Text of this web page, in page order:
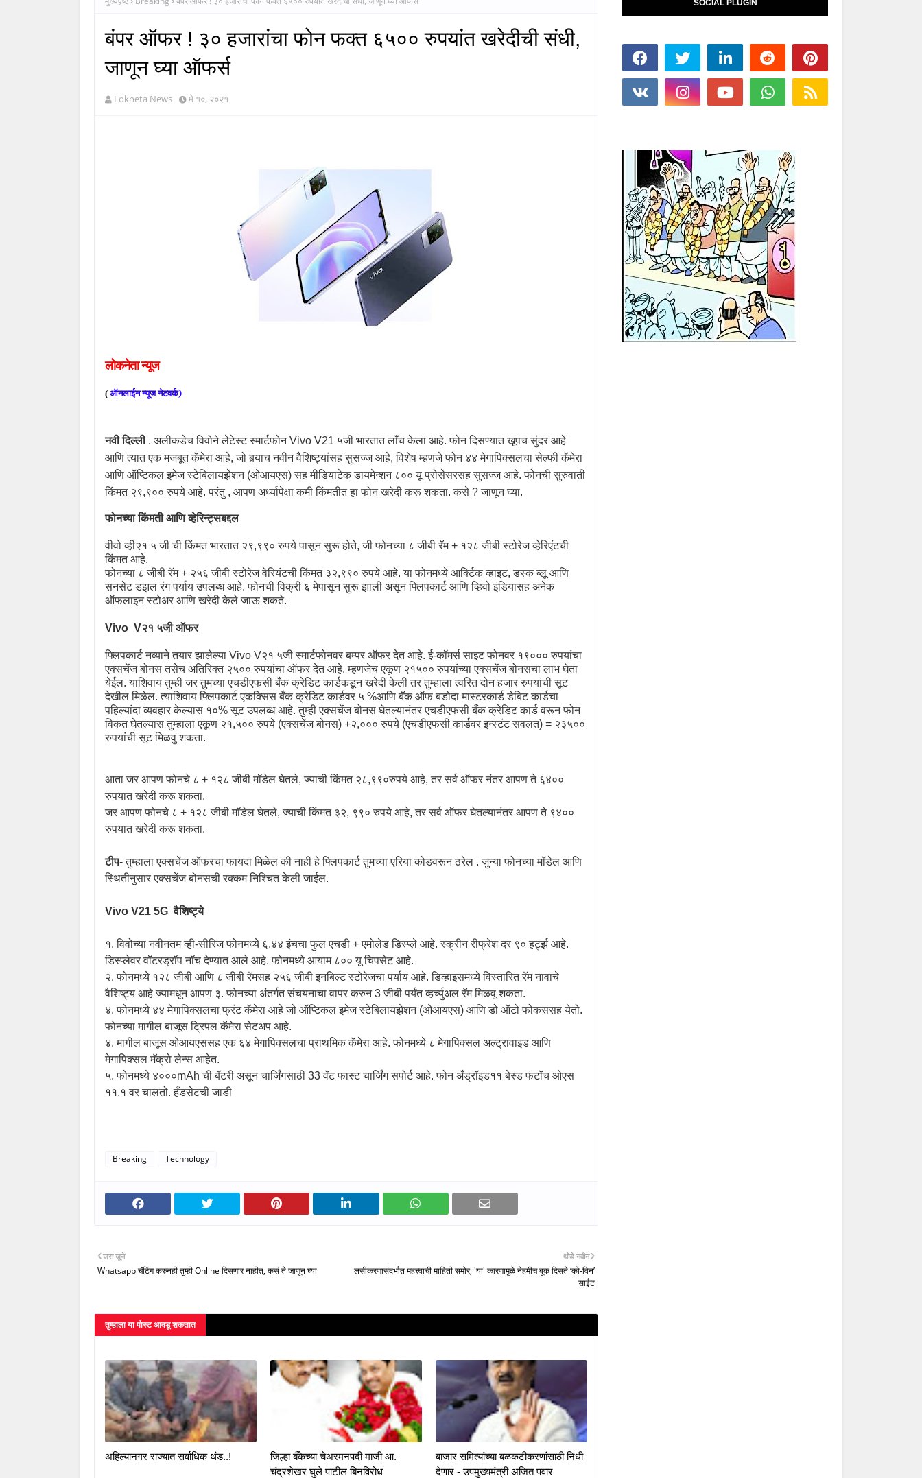
बंपर ऑफर ! ३० हजारांचा फोन फक्त ६५०० रुपयांत खरेदीची संधी,
जाणून घ्या ऑफर्स
Lokneta News मे १०, २०२१
लोकनेतान्यूज
( ऑनलाईनन्यूजनेटवर्क)
नवी दिल्ली . अलीकडेच विवोने लेटेस्ट स्मार्टफोनVivo V21 ५जी भारतात लाँच केला आहे. फोन दिसण्यात खूपच सुंदर आहे
आणि त्यात एक मजबूत कॅमेरा आहे,जो बर्‍याच नवीन वैशिष्ट्यांसह सुसज्ज आहे,विशेष म्हणजे फोन ४४ मेगापिक्सलचा सेल्फी कॅमेरा
आणि ऑप्टिकल इमेज स्टेबिलायझेशन (ओआयएस) सह मीडियाटेक डायमेन्शन ८०० यू प्रोसेसरसह सुसज्ज आहे. फोनची सुरुवाती
किंमत २९,९०० रुपये आहे. परंतु , आपण अर्ध्यापेक्षा कमी किंमतीत हा फोन खरेदी करू शकता. कसे ?जाणून घ्या.
फोनच्या किंमती आणि व्हेरिन्ट्सबद्दल
वीवो व्ही२१ ५ जी ची किंमत भारतात २९,९९० रुपये पासून सुरू होते,जी फोनच्या ८ जीबी रॅम + १२८ जीबी स्टोरेज व्हेरिएंटची
किंमत आहे.
फोनच्या ८ जीबी रॅम + २५६ जीबी स्टोरेज वेरियंटची किंमत ३२,९९० रुपये आहे. या फोनमध्ये आर्क्टिक व्हाइट,डस्क ब्लू आणि
सनसेट डझल रंग पर्याय उपलब्ध आहे. फोनची विक्री ६ मेपासून सुरू झाली असून फ्लिपकार्ट आणि व्हिवो इंडियासह अनेक
ऑफलाइन स्टोअर आणि खरेदी केले जाऊ शकते.
Vivo V२१ ५जी ऑफर
फ्लिपकार्ट नव्याने तयार झालेल्या Vivo V२१ ५जी स्मार्टफोनवर बम्पर ऑफर देत आहे. ई-कॉमर्स साइट फोनवर १९००० रुपयांचा
एक्सचेंज बोनस तसेच अतिरिक्त २५०० रुपयांचा ऑफर देत आहे. म्हणजेच एकूण २१५०० रुपयांच्या एक्सचेंज बोनसचा लाभ घेता
येईल. याशिवाय तुम्ही जर तुमच्या एचडीएफसी बँक क्रेडिट कार्डकडून खरेदी केली तर तुम्हाला त्वरित दोन हजार रुपयांची सूट
देखील मिळेल. त्याशिवाय फ्लिपकार्ट एकक्सिस बँक क्रेडिट कार्डवर ५ %आणि बँक ऑफ बडोदा मास्टरकार्ड डेबिट कार्डचा
पहिल्यांदा व्यवहार केल्यास १०% सूट उपलब्ध आहे. तुम्ही एक्सचेंज बोनस घेतल्यानंतर एचडीएफसी बँक क्रेडिट कार्ड वरून फोन
विकत घेतल्यास तुम्हाला एकूण २१,५०० रुपये (एक्सचेंज बोनस) +२,००० रुपये (एचडीएफसी कार्डवर इन्स्टंट सवलत) = २३५००
रुपयांची सूट मिळवु शकता.
आता जर आपण फोनचे ८ + १२८ जीबी मॉडेल घेतले,ज्याची किंमत २८,९९०रुपये आहे,तर सर्व ऑफर नंतर आपण ते ६४००
रुपयात खरेदी करू शकता.
जर आपण फोनचे ८ + १२८ जीबी मॉडेल घेतले,ज्याची किंमत ३२, ९९० रुपये आहे,तर सर्व ऑफर घेतल्यानंतर आपण ते ९४००
रुपयात खरेदी करू शकता.
टीप-तुम्हाला एक्सचेंज ऑफरचा फायदा मिळेल की नाही हे फ्लिपकार्ट तुमच्या एरिया कोडवरून ठरेल . जुन्या फोनच्या मॉडेल आणि
स्थितीनुसार एक्सचेंज बोनसची रक्कम निश्चित केली जाईल.
Vivo V21 5G वैशिष्ट्ये
१. विवोच्या नवीनतम व्ही-सीरिज फोनमध्ये ६.४४ इंचचा फुल एचडी + एमोलेड डिस्प्ले आहे. स्क्रीन रीफ्रेश दर ९० हर्ट्झ आहे.
डिस्प्लेवर वॉटरड्रॉप नॉच देण्यात आले आहे. फोनमध्ये आयाम ८०० यू चिपसेट आहे.
२. फोनमध्ये १२८ जीबी आणि ८ जीबी रॅमसह २५६ जीबी इनबिल्ट स्टोरेजचा पर्याय आहे. डिव्हाइसमध्ये विस्तारित रॅम नावाचे
वैशिष्ट्य आहे ज्यामधून आपण ३. फोनच्या अंतर्गत संचयनाचा वापर करुन3जीबी पर्यंत व्हर्च्युअल रॅम मिळवू शकता.
४. फोनमध्ये ४४ मेगापिक्सलचा फ्रंट कॅमेरा आहे जो ऑप्टिकल इमेज स्टेबिलायझेशन (ओआयएस) आणि डो ऑटो फोकससह येतो.
फोनच्या मागील बाजूस ट्रिपल कॅमेरा सेटअप आहे.
४. मागील बाजूस ओआयएससह एक ६४ मेगापिक्सलचा प्राथमिक कॅमेरा आहे. फोनमध्ये ८ मेगापिक्सल अल्ट्रावाइड आणि
मेगापिक्सल मॅक्रो लेन्स आहेत.
५. फोनमध्ये ४०००mAhची बॅटरी असून चार्जिंगसाठी 33वॅट फास्ट चार्जिंग सपोर्ट आहे. फोन अँड्रॉइड११ बेस्ड फंटॉच ओएस
११.१ वर चालतो. हँडसेटची जाडी
Breaking Technology
थोडे नवीन
लसीकरणासंदर्भात महत्त्वाची माहिती समोर; 'या' कारणामुळे नेहमीच बूक दिसते ‘को-विन’
साईट
जरा जुने
Whatsapp चॅटिंग करुनही तुम्ही Online दिसणार नाहीत, कसं ते जाणून घ्या
तुम्‍हाला या पोस्‍ट आवडू शकतात
अहिल्यानगर राज्यात सर्वाधिक थंड..!
जिल्हा बँकेच्या चेअरमनपदी माजी आ.
चंद्रशेखर घुले पाटील बिनविरोध
बाजार समित्यांच्या बळकटीकरणांसाठी निधी
देणार - उपमुख्यमंत्री अजित पवार
SOCIAL PLUGIN